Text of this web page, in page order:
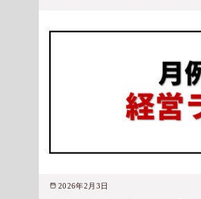
2026年2月3日